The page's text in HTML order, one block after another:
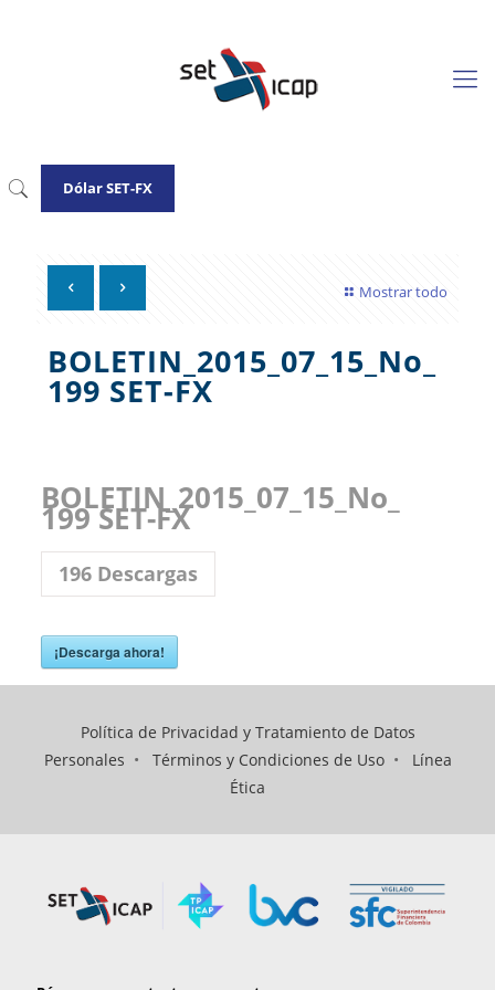
Dólar SET-FX
Mostrar todo
BOLETIN_2015_07_15_No_
199 SET-FX
BOLETIN_2015_07_15_No_
199 SET-FX
196Descargas
¡Descarga ahora!
Política de Privacidad y Tratamiento de Datos
Personales • Términos y Condiciones de Uso• Línea
Ética